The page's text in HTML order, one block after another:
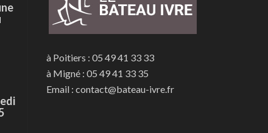
à Poitiers : 05 49 41 33 33
à Migné : 05 49 41 33 35
Email : contact@bateau-ivre.fr